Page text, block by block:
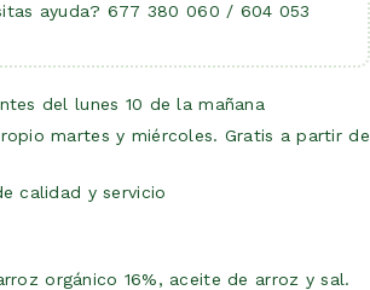
ayuda? 677 380 060 / 604 053
del lunes 10 de la mañana
martes y miércoles. Gratis a partir de
calidad y servicio
orgánico 16%, aceite de arroz y sal.